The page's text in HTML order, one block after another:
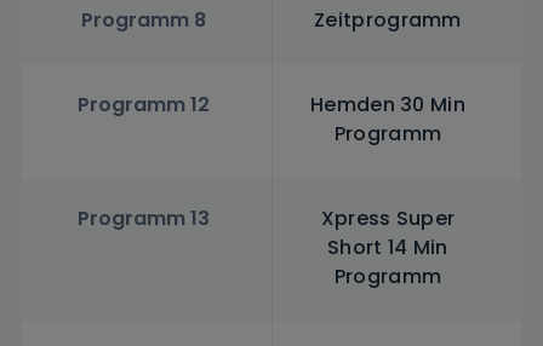
Programm 8 Zeitprogramm
Programm 12
Hemden 30 Min
Programm
Programm 13
Xpress Super
Short 14 Min
Programm